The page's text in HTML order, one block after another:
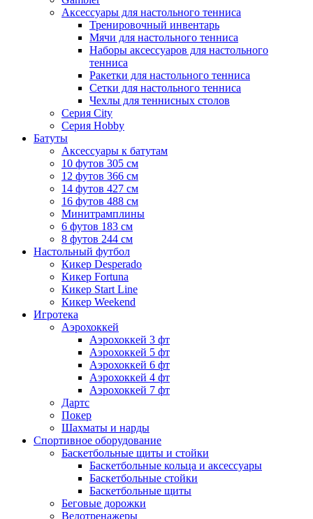
Аксессуары для настольного тенниса
Тренировочный инвентарь
Мячи для настольного тенниса
Наборы аксессуаров для настольного
тенниса
Ракетки для настольного тенниса
Сетки для настольного тенниса
Чехлы для теннисных столов
Серия City
Серия Hobby
Батуты
Аксессуары к батутам
10 футов 305 см
12 футов 366 см
14 футов 427 см
16 футов 488 см
Минитрамплины
6 футов 183 см
8 футов 244 см
Настольный футбол
Кикер Desperado
Кикер Fortuna
Кикер Start Line
Кикер Weekend
Игротека
Аэрохоккей
Аэрохоккей 3 фт
Аэрохоккей 5 фт
Аэрохоккей 6 фт
Аэрохоккей 4 фт
Аэрохоккей 7 фт
Дартс
Покер
Шахматы и нарды
Спортивное оборудование
Баскетбольные щиты и стойки
Баскетбольные кольца и аксессуары
Баскетбольные стойки
Баскетбольные щиты
Беговые дорожки
Велотренажеры